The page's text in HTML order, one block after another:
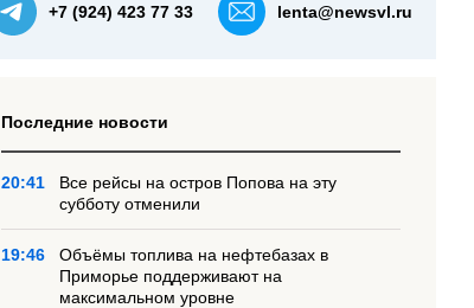
+7 (924) 423 77 33 lenta@newsvl.ru
Последние новости
20:41
Все рейсы на остров Попова на эту
субботу отменили
19:46
Объёмы топлива на нефтебазах в
Приморье поддерживают на
максимальном уровне